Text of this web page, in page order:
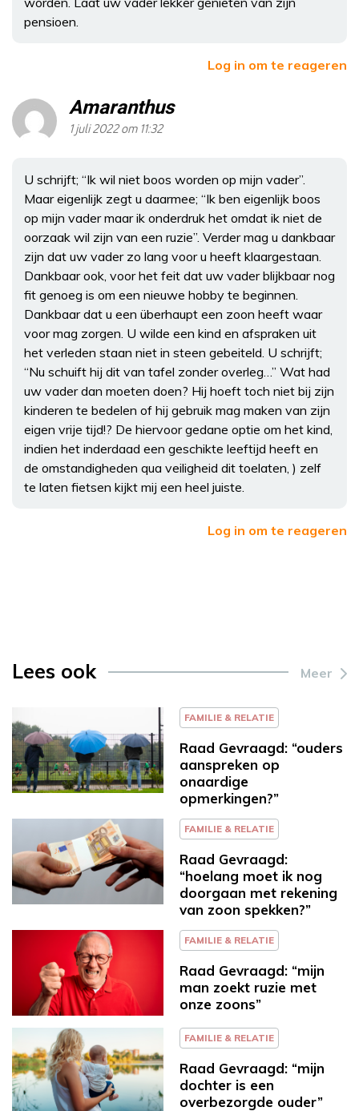
pensioen.
Log in om te reageren
Amaranthus
1 juli 2022 om 11:32
U schrijft; “Ik wil niet boos worden op mijn vader”.
Maar eigenlijk zegt u daarmee; “Ik ben eigenlijk boos
op mijn vader maar ik onderdruk het omdat ik niet de
oorzaak wil zijn van een ruzie”. Verder mag u dankbaar
zijn dat uw vader zo lang voor u heeft klaargestaan.
Dankbaar ook, voor het feit dat uw vader blijkbaar nog
fit genoeg is om een nieuwe hobby te beginnen.
Dankbaar dat u een überhaupt een zoon heeft waar
voor mag zorgen. U wilde een kind en afspraken uit
het verleden staan niet in steen gebeiteld. U schrijft;
“Nu schuift hij dit van tafel zonder overleg…” Wat had
uw vader dan moeten doen? Hij hoeft toch niet bij zijn
kinderen te bedelen of hij gebruik mag maken van zijn
eigen vrije tijd!? De hiervoor gedane optie om het kind,
indien het inderdaad een geschikte leeftijd heeft en
de omstandigheden qua veiligheid dit toelaten, ) zelf
te laten fietsen kijkt mij een heel juiste.
Log in om te reageren
Lees ook Meer
FAMILIE & RELATIE
Raad Gevraagd: “ouders
aanspreken op
onaardige
opmerkingen?”
FAMILIE & RELATIE
Raad Gevraagd:
“hoelang moet ik nog
doorgaan met rekening
van zoon spekken?”
FAMILIE & RELATIE
Raad Gevraagd: “mijn
man zoekt ruzie met
onze zoons”
FAMILIE & RELATIE
Raad Gevraagd: “mijn
dochter is een
overbezorgde ouder”